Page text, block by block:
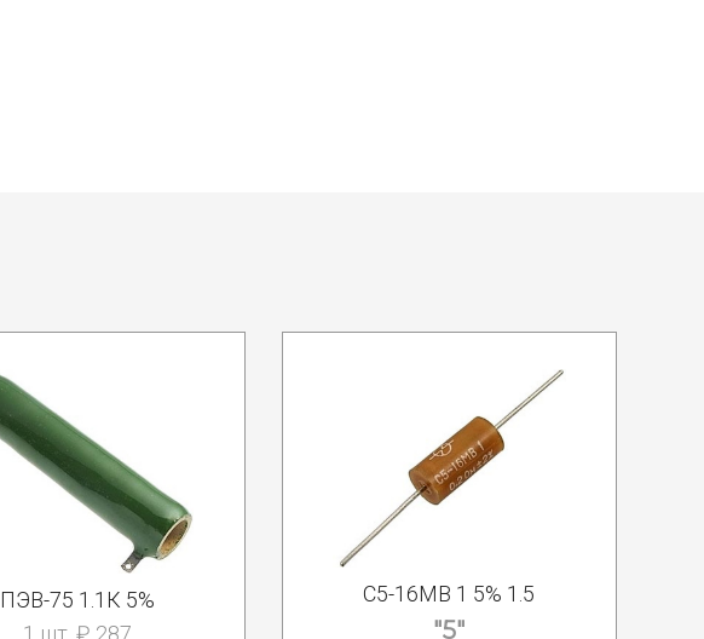
ПЭВ-75 1.1К 5%
1 шт. ₽ 287
С5-16МВ 1 5% 1.5
"5"